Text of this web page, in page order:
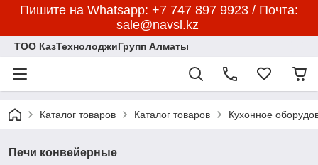
Пишите на Whatsapp: +7 747 897 9923 / Почта:
sale@navsl.kz
ТОО КазТехнолоджиГрупп Алматы
Каталог товаров Каталог товаров Кухонное
Печи конвейерные